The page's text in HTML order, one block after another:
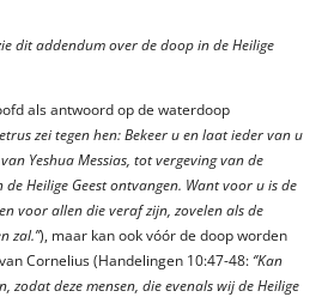
dit addendum over de doop in de Heilige
als antwoord op de waterdoop
zei tegen hen: Bekeer u en laat ieder van u
Yeshua Messias, tot vergeving van de
Heilige Geest ontvangen. Want voor u is de
voor allen die veraf zijn, zovelen als de
zal.’’), maar kan ook vóór de doop worden
Cornelius (Handelingen 10:47-48:‘’Kan
zodat deze mensen, die evenals wij de Heilige